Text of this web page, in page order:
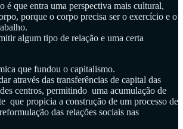
é que entra uma perspectiva mais cultural,
porque o corpo precisa ser o exercício e o
algum tipo de relação e uma certa
que fundou o capitalismo.
através das transferências de capital das
centros, permitindo uma acumulação de
que propicia a construção de um processo de
das relações sociais nas